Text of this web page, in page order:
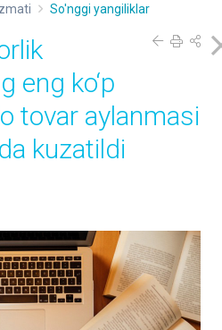
So'nggi yangiliklar
eng ko‘p
tovar aylanmasi
kuzatildi